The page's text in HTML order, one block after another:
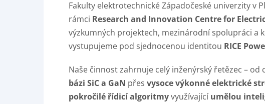
Fakulty elektrotechnické Západočeské univerzity v
rámci Research and Innovation Centre for
výzkumných projektech, mezinárodní spolupráci a
vystupujeme pod sjednocenou identitou RICE
Naše činnost zahrnuje celý inženýrský řetězec – od
bázi SiC a GaN přes vysoce výkonné elektrické
pokročilé řídicí algoritmyvyužívající umělou